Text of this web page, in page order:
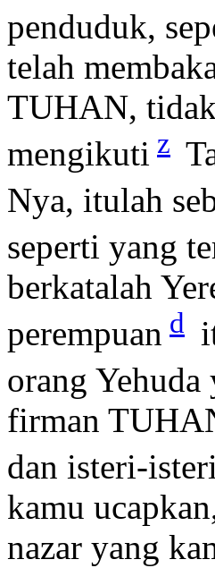
penduduk,
telah
TUHAN,
mengikuti z
Nya, itulah
seperti yang
berkatalah
perempuan d
orang
firman
dan isteri-
kamu
nazar yang